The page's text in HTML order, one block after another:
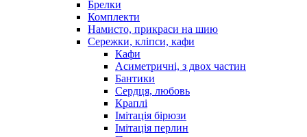
Брелки
Комплекти
Намисто, прикраси на шию
Сережки, кліпси, кафи
Кафи
Асиметричні, з двох частин
Бантики
Сердця, любовь
Краплі
Імітація бірюзи
Імітація перлин